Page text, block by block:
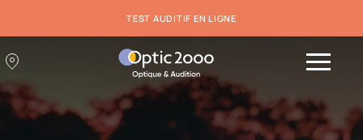
TEST AUDITIF EN LIGNE